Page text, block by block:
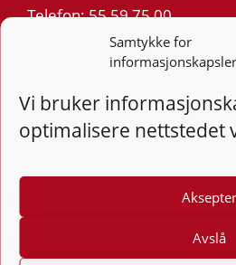
Samtykke for
informasjonskapsler
Vi bruker
optimalisere nettstedet
Aksepter
Avslå
Telefon:55 59 75 00
post@kt.no
Nyhetsvarsel >>